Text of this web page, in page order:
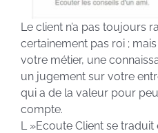
Le client n’a pas toujours
certainement pas roi ;
votre métier, une
un jugement sur votre
qui a de la valeur pour
compte.
L »Ecoute Client se